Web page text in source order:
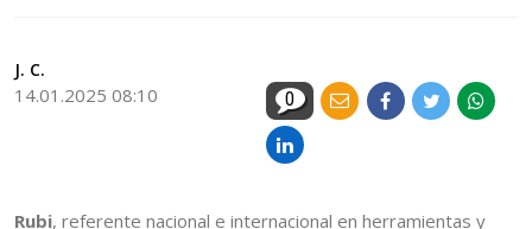
J. C.
14.01.2025 08:10 0
Rubi, referente nacional e internacional en herramientas y